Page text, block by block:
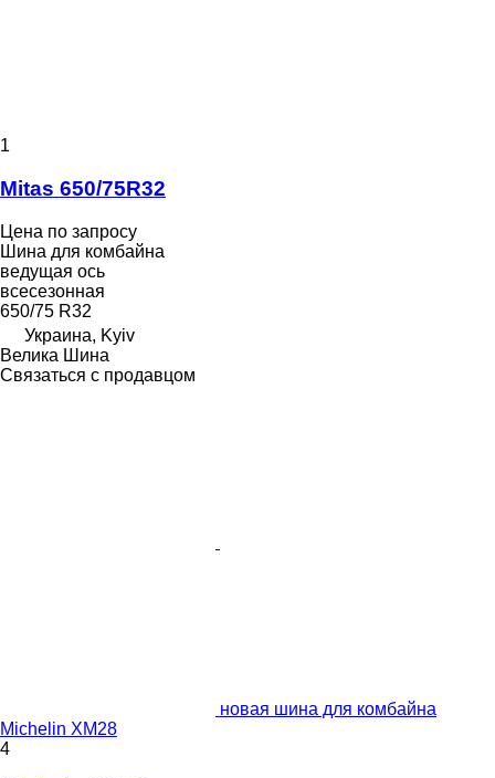
1
Mitas 650/75R32
Цена по запросу
Шина для комбайна
ведущая ось
всесезонная
650/75 R32
Украина, Kyiv
Велика Шина
Связаться с продавцом
новая шина для комбайна
Michelin XM28
4